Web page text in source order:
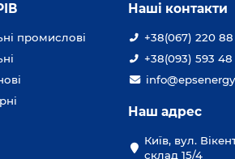
промислові
Наші контакти
+38(067) 220
+38(093) 593 48
Наш адрес
Київ, вул.
склад 15/4